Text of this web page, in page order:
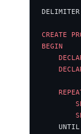
DELIMITER
CREATE
BEGIN